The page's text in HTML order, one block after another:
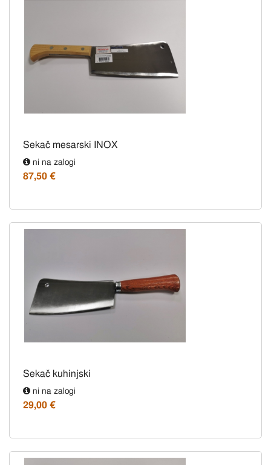
Sekač mesarski INOX
ni na zalogi
87,50 €
Sekač kuhinjski
ni na zalogi
29,00 €